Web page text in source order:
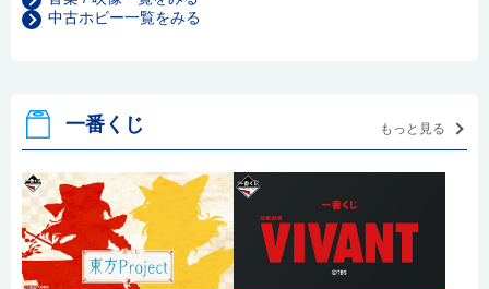
中古ホビー一覧をみる
一番くじ もっと見る